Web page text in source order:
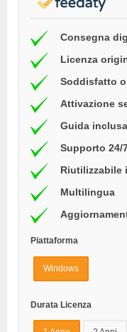
Consegna
Licenza
Soddisfatto
Attivazione
Guida
Supporto 24/
Riutilizzabile
Multilingua
Piattaforma
Windows
Durata Licenza